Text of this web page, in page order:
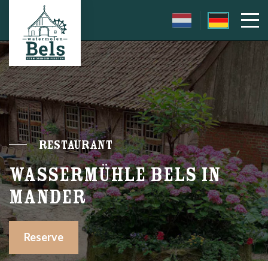
Restaurant
WASSERMÜHLE BELS IN
MANDER
Reserve